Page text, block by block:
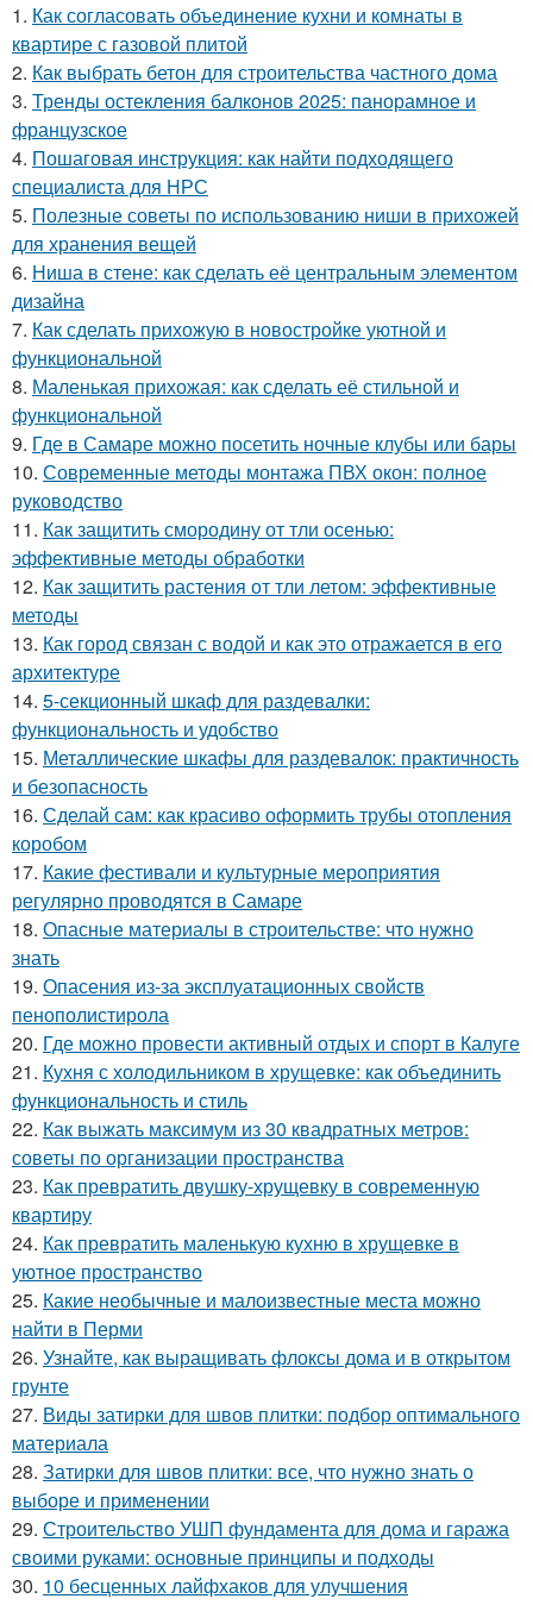
1. Как согласовать объединение кухни и комнаты в
квартире с газовой плитой
2. Как выбрать бетон для строительства частного дома
3. Тренды остекления балконов 2025: панорамное и
французское
4. Пошаговая инструкция: как найти подходящего
специалиста для НРС
5. Полезные советы по использованию ниши в прихожей
для хранения вещей
6. Ниша в стене: как сделать её центральным элементом
дизайна
7. Как сделать прихожую в новостройке уютной и
функциональной
8. Маленькая прихожая: как сделать её стильной и
функциональной
9. Где в Самаре можно посетить ночные клубы или бары
10. Современные методы монтажа ПВХ окон: полное
руководство
11. Как защитить смородину от тли осенью:
эффективные методы обработки
12. Как защитить растения от тли летом: эффективные
методы
13. Как город связан с водой и как это отражается в его
архитектуре
14. 5-секционный шкаф для раздевалки:
функциональность и удобство
15. Металлические шкафы для раздевалок: практичность
и безопасность
16. Сделай сам: как красиво оформить трубы отопления
коробом
17. Какие фестивали и культурные мероприятия
регулярно проводятся в Самаре
18. Опасные материалы в строительстве: что нужно
знать
19. Опасения из-за эксплуатационных свойств
пенополистирола
20. Где можно провести активный отдых и спорт в Калуге
21. Кухня с холодильником в хрущевке: как объединить
функциональность и стиль
22. Как выжать максимум из 30 квадратных метров:
советы по организации пространства
23. Как превратить двушку-хрущевку в современную
квартиру
24. Как превратить маленькую кухню в хрущевке в
уютное пространство
25. Какие необычные и малоизвестные места можно
найти в Перми
26. Узнайте, как выращивать флоксы дома и в открытом
грунте
27. Виды затирки для швов плитки: подбор оптимального
материала
28. Затирки для швов плитки: все, что нужно знать о
выборе и применении
29. Строительство УШП фундамента для дома и гаража
своими руками: основные принципы и подходы
30. 10 бесценных лайфхаков для улучшения